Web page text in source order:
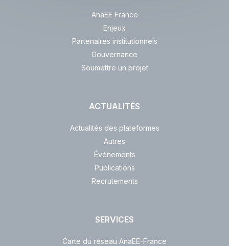
AnaEE France
Enjeux
Partenaires institutionnels
Gouvernance
Soumettre un projet
ACTUALITÉS
Actualités des plateformes
Autres
Événements
Publications
Recrutements
SERVICES
Carte du réseau AnaEE-France